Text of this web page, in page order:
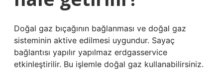
Doğal gaz bıçağının bağlanması ve doğal gaz
sisteminin aktive edilmesi uygundur. Sayaç
bağlantısı yapılır yapılmaz erdgasservice
etkinleştirilir. Bu işlemle doğal gaz kullanabilirsiniz.